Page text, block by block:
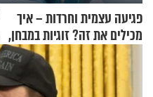
פגיעה עצמית וחרדות – איך
מכילים את זה? זוגיות במבחן,
הפעם עם יהודית ואלתר כהן